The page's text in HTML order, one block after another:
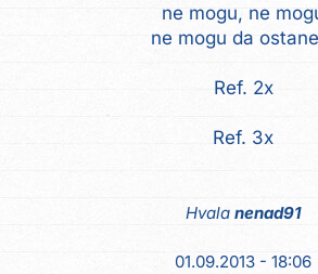
ne mogu, ne
ne mogu da
Ref. 2x
Ref. 3x
Hvala nenad91
01.09.2013 - 18:06